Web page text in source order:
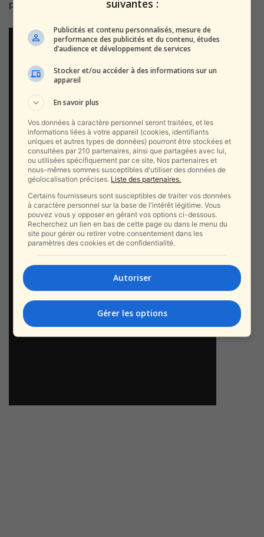
par des dizaines d’émeutiers musulmans.
Lecteur
Media error: Format(s) not supported or
source(s) not found
Télécharger le fichier: https://alyaexpress-news.com/wp-
content/uploads/2025/03/IMG_8850.mp4?_=1
suivantes :
Publicités et contenu personnalisés, mesure de
performance des publicités et du contenu, études
d’audience et développement de services
Stocker et/ou accéder à des informations sur un
appareil
En savoir plus
Vos données à caractère personnel seront traitées, et les
informations liées à votre appareil (cookies, identifiants
uniques et autres types de données) pourront être stockées et
consultées par 210 partenaires, ainsi que partagées avec lui,
ou utilisées spécifiquement par ce site. Nos partenaires et
nous-mêmes sommes susceptibles d'utiliser des données de
géolocalisation précises. Liste des partenaires.
Certains fournisseurs sont susceptibles de traiter vos données
à caractère personnel sur la base de l'intérêt légitime. Vous
pouvez vous y opposer en gérant vos options ci-dessous.
Recherchez un lien en bas de cette page ou dans le menu du
site pour gérer ou retirer votre consentement dans les
paramètres des cookies et de confidentialité.
Autoriser
Gérer les options